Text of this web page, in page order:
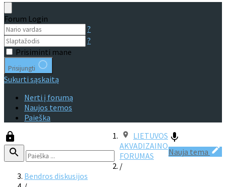
Forum Login
?
?
Prisiminti mane
Prisijungti
Sukurti sąskaitą
Nerti į forumą
Naujos temos
Paieška
Nauja tema
LIETUVOS
AKVADIZAINO
FORUMAS
/
Bendros diskusijos